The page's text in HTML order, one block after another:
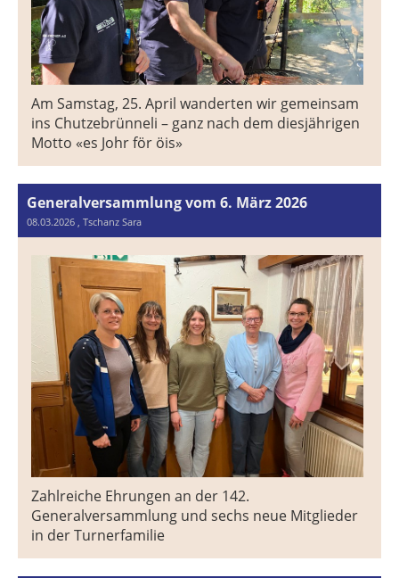
Am Samstag, 25. April wanderten wir gemeinsam
ins Chutzebrünneli – ganz nach dem diesjährigen
Motto «es Johr för öis»
Generalversammlung vom 6. März 2026
08.03.2026 , Tschanz Sara
Zahlreiche Ehrungen an der 142.
Generalversammlung und sechs neue Mitglieder
in der Turnerfamilie